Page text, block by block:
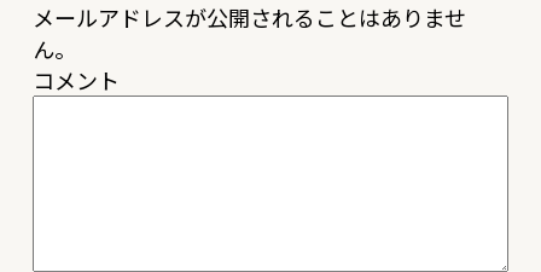
メールアドレスが公開されることはありませ
ん。
コメント